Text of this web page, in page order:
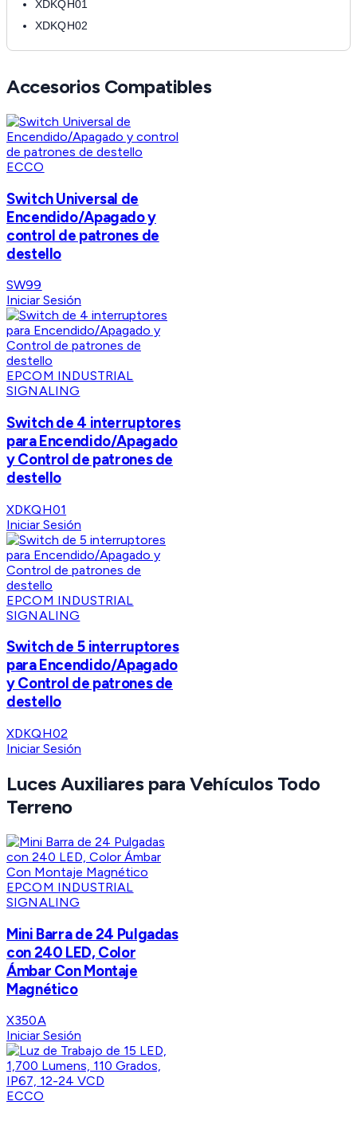
XDKQH01
XDKQH02
Accesorios Compatibles
ECCO
Switch Universal de
Encendido/Apagado y
control de patrones de
destello
SW99
Iniciar Sesión
EPCOM INDUSTRIAL
SIGNALING
Switch de 4 interruptores
para Encendido/Apagado
y Control de patrones de
destello
XDKQH01
Iniciar Sesión
EPCOM INDUSTRIAL
SIGNALING
Switch de 5 interruptores
para Encendido/Apagado
y Control de patrones de
destello
XDKQH02
Iniciar Sesión
Luces Auxiliares para Vehículos Todo
Terreno
EPCOM INDUSTRIAL
SIGNALING
Mini Barra de 24 Pulgadas
con 240 LED, Color
Ámbar Con Montaje
Magnético
X350A
Iniciar Sesión
ECCO